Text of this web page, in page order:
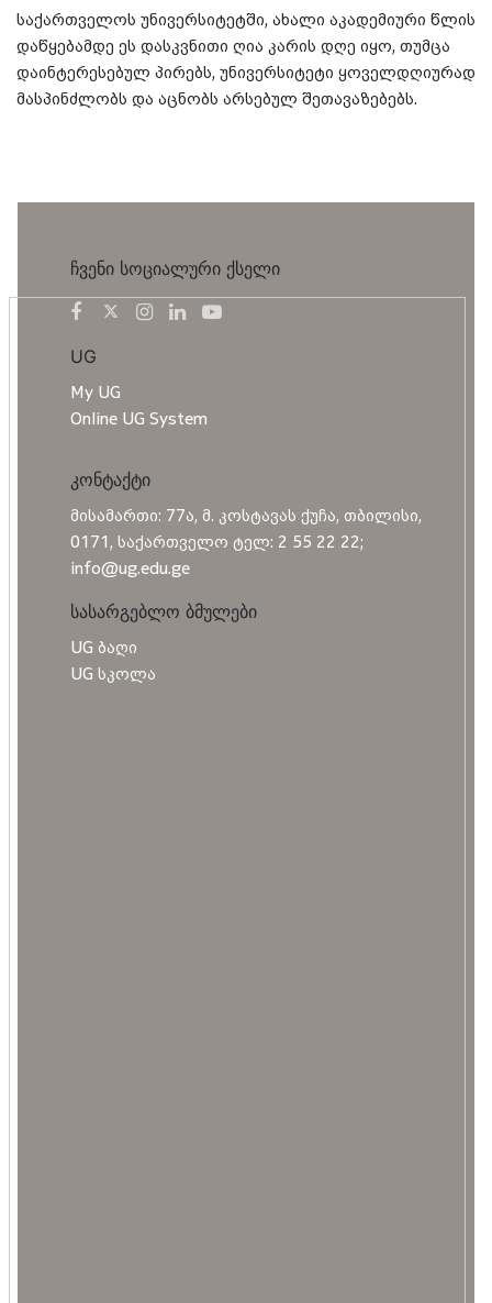
საქართველოს უნივერსიტეტში, ახალი აკადემიური წლის
დაწყებამდე ეს დასკვნითი ღია კარის დღე იყო, თუმცა
დაინტერესებულ პირებს, უნივერსიტეტი ყოველდღიურად
მასპინძლობს და აცნობს არსებულ შეთავაზებებს.
ჩვენი სოციალური ქსელი
UG
My UG
Online UG System
კონტაქტი
მისამართი: 77ა, მ. კოსტავას ქუჩა, თბილისი,
0171, საქართველო ტელ: 2 55 22 22;
info@ug.edu.ge
სასარგებლო ბმულები
UG ბაღი
UG სკოლა